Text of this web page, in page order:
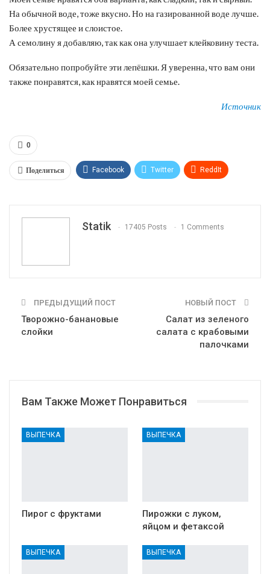
На обычной воде, тоже вкусно. Но на газированной воде лучше.
Более хрустящее и слоистое.
А семолину я добавляю, так как она улучшает клейковину теста.
Обязательно попробуйте эти лепёшки. Я уверенна, что вам они
также понравятся, как нравятся моей семье.
Источник
0
Поделиться Facebook Twitter ReddIt
Statik 17405 Posts 1 Comments
ПРЕДЫДУЩИЙ ПОСТ
Творожно-банановые
слойки
НОВЫЙ ПОСТ
Салат из зеленого
салата с крабовыми
палочками
Вам Также Может Понравиться
ВЫПЕЧКА
Пирог с фруктами
ВЫПЕЧКА
Пирожки с луком,
яйцом и фетаксой
ВЫПЕЧКА ВЫПЕЧКА